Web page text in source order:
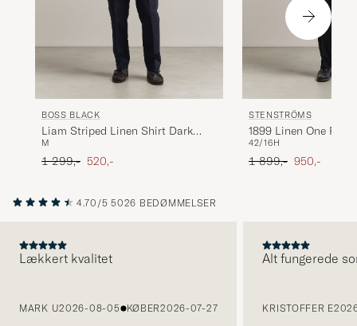
BOSS BLACK
Liam Striped Linen Shirt Dark
Blue
M
Ordinary pris
1 299,- Nedsat pris
520,-
STENSTRÖMS
1899 Linen One
Grey
42/16H
Ordinary pris
1 899,- Nedsat pris
950,-
4.70/5 5026 BEDØMMELSER
Lækkert kvalitet
MARK U2026-08-05 KØBER2026-07-27
Alt fungerede
KRISTOFFER E